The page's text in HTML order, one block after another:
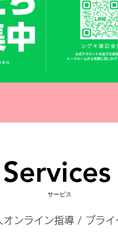
Services
サービス
オンライン指導 / プライ